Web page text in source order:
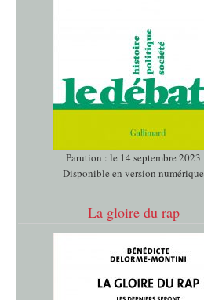
Parution : le 14 septembre 2023
Disponible en version numérique
La gloire du rap